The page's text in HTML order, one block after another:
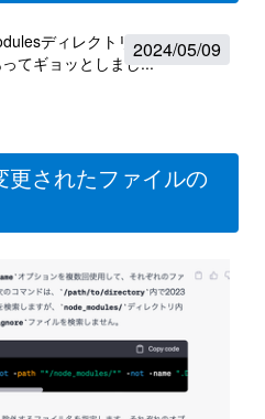
2024/05/09
ディレクトリのファイルサ
てギョッとしまし...
されたファイルの